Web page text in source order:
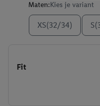
Maten:Kies je variant
XS(32/34)
Fit